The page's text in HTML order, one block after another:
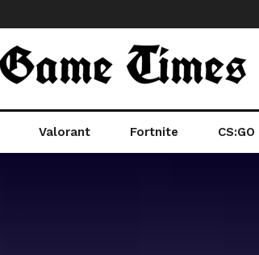
Valorant Fortnite CS:GO